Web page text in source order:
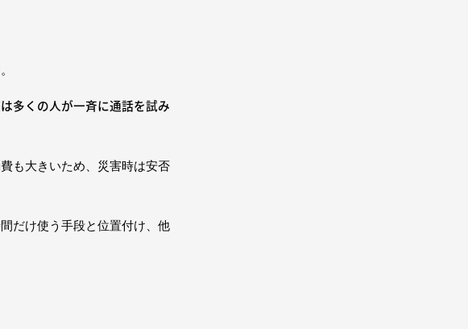
多くの人が一斉に通話を試み
も大きいため、災害時は安否
だけ使う手段と位置付け、他